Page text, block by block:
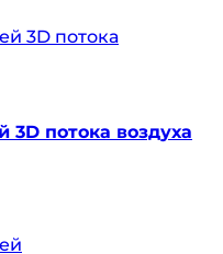
потока воздуха